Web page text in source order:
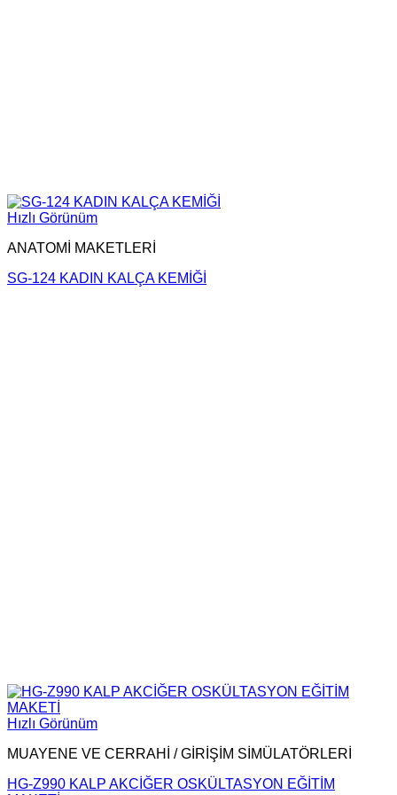
Hızlı Görünüm
ANATOMİ MAKETLERİ
SG-124 KADIN KALÇA KEMİĞİ
Hızlı Görünüm
MUAYENE VE CERRAHİ / GİRİŞİM SİMÜLATÖRLERİ
HG-Z990 KALP AKCİĞER OSKÜLTASYON EĞİTİM